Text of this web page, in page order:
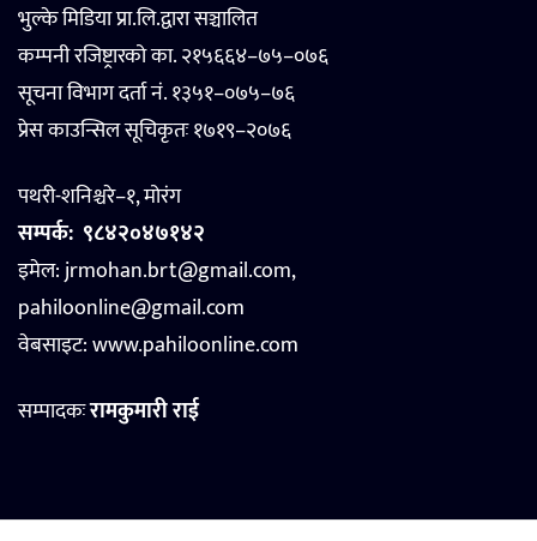
भुल्के मिडिया प्रा.लि.द्वारा सञ्चालित
कम्पनी रजिष्ट्रारको का. २१५६६४–७५–०७६
सूचना विभाग दर्ता नं. १३५१–०७५–७६
प्रेस काउन्सिल सूचिकृतः १७१९–२०७६
पथरी-शनिश्चरे–१, मोरंग
सम्पर्क: ९८४२०४७१४२
इमेल: jrmohan.brt@gmail.com,
pahiloonline@gmail.com
वेबसाइट:www.pahiloonline.com
सम्पादकःरामकुमारी राई